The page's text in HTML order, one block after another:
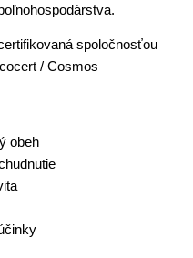
spoločnosťou
/ Cosmos
obeh